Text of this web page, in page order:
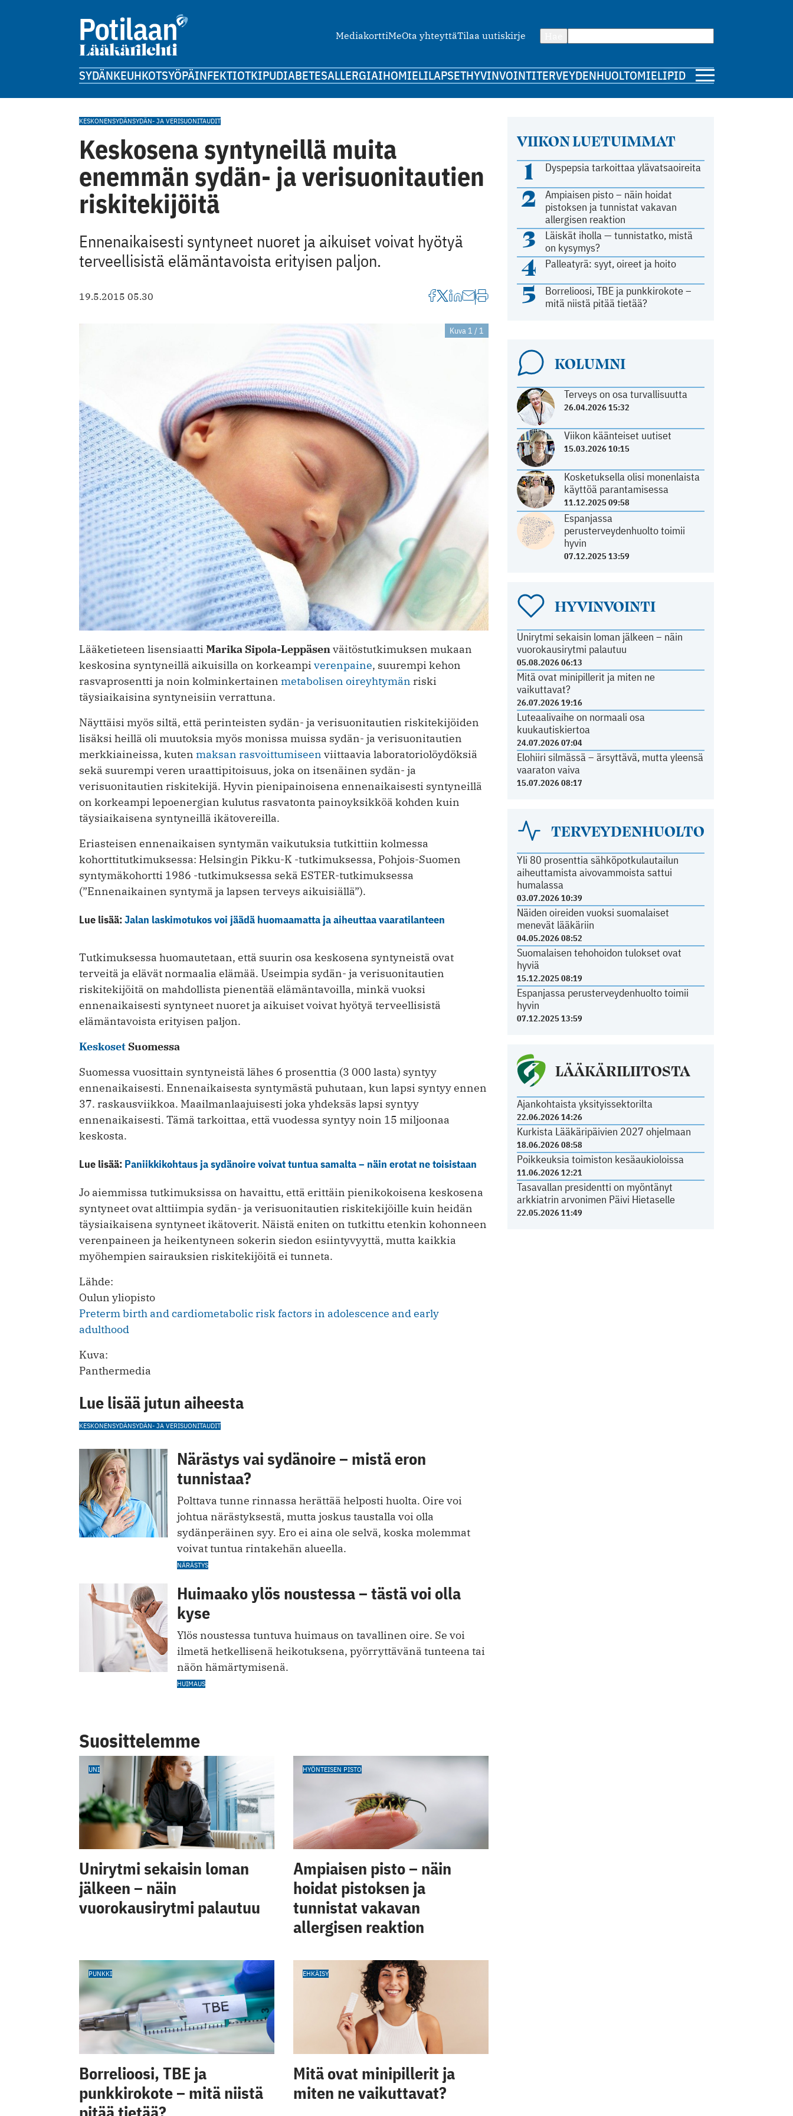
MediakorttiMeOta yhteyttäTilaa uutiskirje
SYDÄNKEUHKOTSYÖPÄINFEKTIOTKIPUDIABETESALLERGIAIHOMIELILAPSETHYVINVOINTITERVEYDENHUOLTOMIELIPIDE
VIIKON LUETUIMMAT
1 Dyspepsia tarkoittaa ylävatsaoireita
2
Ampiaisen pisto – näin hoidat
pistoksen ja tunnistat vakavan
allergisen reaktion
3
Läiskät iholla — tunnistatko, mistä
on kysymys?
4 Palleatyrä: syyt, oireet ja hoito
5
Borrelioosi, TBE ja punkkirokote –
mitä niistä pitää tietää?
KOLUMNI
Terveys on osa turvallisuutta
26.04.2026 15:32
Viikon käänteiset uutiset
15.03.2026 10:15
Kosketuksella olisi monenlaista
käyttöä parantamisessa
11.12.2025 09:58
Espanjassa
perusterveydenhuolto toimii
hyvin
07.12.2025 13:59
HYVINVOINTI
Unirytmi sekaisin loman jälkeen – näin
vuorokausirytmi palautuu
05.08.2026 06:13
Mitä ovat minipillerit ja miten ne
vaikuttavat?
26.07.2026 19:16
Luteaalivaihe on normaali osa
kuukautiskiertoa
24.07.2026 07:04
Elohiiri silmässä – ärsyttävä, mutta yleensä
vaaraton vaiva
15.07.2026 08:17
TERVEYDENHUOLTO
Yli 80 prosenttia sähköpotkulautailun
aiheuttamista aivovammoista sattui
humalassa
03.07.2026 10:39
Näiden oireiden vuoksi suomalaiset
menevät lääkäriin
04.05.2026 08:52
Suomalaisen tehohoidon tulokset ovat
hyviä
15.12.2025 08:19
Espanjassa perusterveydenhuolto toimii
hyvin
07.12.2025 13:59
LÄÄKÄRILIITOSTA
Ajankohtaista yksityissektorilta
22.06.2026 14:26
Kurkista Lääkäripäivien 2027 ohjelmaan
18.06.2026 08:58
Poikkeuksia toimiston kesäaukioloissa
11.06.2026 12:21
Tasavallan presidentti on myöntänyt
arkkiatrin arvonimen Päivi Hietaselle
22.05.2026 11:49
KESKONENSYDÄNSYDÄN- JA VERISUONITAUDIT
Keskosena syntyneillä muita
enemmän sydän- ja verisuonitautien
riskitekijöitä
Ennenaikaisesti syntyneet nuoret ja aikuiset voivat hyötyä
terveellisistä elämäntavoista erityisen paljon.
19.5.2015 05.30
Kuva 1 / 1
Lääketieteen lisensiaatti Marika Sipola-Leppäsenväitöstutkimuksen mukaan
keskosina syntyneillä aikuisilla on korkeampi verenpaine, suurempi kehon
rasvaprosentti ja noin kolminkertainen metabolisen oireyhtymän riski
täysiaikaisina syntyneisiin verrattuna.
Näyttäisi myös siltä, että perinteisten sydän- ja verisuonitautien riskitekijöiden
lisäksi heillä oli muutoksia myös monissa muissa sydän- ja verisuonitautien
merkkiaineissa, kuten maksan rasvoittumiseen viittaavia laboratoriolöydöksiä
sekä suurempi veren uraattipitoisuus, joka on itsenäinen sydän- ja
verisuonitautien riskitekijä. Hyvin pienipainoisena ennenaikaisesti syntyneillä
on korkeampi lepoenergian kulutus rasvatonta painoyksikköä kohden kuin
täysiaikaisena syntyneillä ikätovereilla.
Eriasteisen ennenaikaisen syntymän vaikutuksia tutkittiin kolmessa
kohorttitutkimuksessa: Helsingin Pikku-K -tutkimuksessa, Pohjois-Suomen
syntymäkohortti 1986 -tutkimuksessa sekä ESTER-tutkimuksessa
(”Ennenaikainen syntymä ja lapsen terveys aikuisiällä”).
Lue lisää:Jalan laskimotukos voi jäädä huomaamatta ja aiheuttaa vaaratilanteen
Tutkimuksessa huomautetaan, että suurin osa keskosena syntyneistä ovat
terveitä ja elävät normaalia elämää. Useimpia sydän- ja verisuonitautien
riskitekijöitä on mahdollista pienentää elämäntavoilla, minkä vuoksi
ennenaikaisesti syntyneet nuoret ja aikuiset voivat hyötyä terveellisistä
elämäntavoista erityisen paljon.
Keskoset Suomessa
Suomessa vuosittain syntyneistä lähes 6 prosenttia (3 000 lasta) syntyy
ennenaikaisesti. Ennenaikaisesta syntymästä puhutaan, kun lapsi syntyy ennen
37. raskausviikkoa. Maailmanlaajuisesti joka yhdeksäs lapsi syntyy
ennenaikaisesti. Tämä tarkoittaa, että vuodessa syntyy noin 15 miljoonaa
keskosta.
Lue lisää: Paniikkikohtaus ja sydänoire voivat tuntua samalta – näin erotat ne toisistaan
Jo aiemmissa tutkimuksissa on havaittu, että erittäin pienikokoisena keskosena
syntyneet ovat alttiimpia sydän- ja verisuonitautien riskitekijöille kuin heidän
täysiaikaisena syntyneet ikätoverit. Näistä eniten on tutkittu etenkin kohonneen
verenpaineen ja heikentyneen sokerin siedon esiintyvyyttä, mutta kaikkia
myöhempien sairauksien riskitekijöitä ei tunneta.
Lähde:
Oulun yliopisto
Preterm birth and cardiometabolic risk factors in adolescence and early
adulthood
Kuva:
Panthermedia
Lue lisää jutun aiheesta
KESKONENSYDÄNSYDÄN- JA VERISUONITAUDIT
Närästys vai sydänoire – mistä eron
tunnistaa?
Polttava tunne rinnassa herättää helposti huolta. Oire voi
johtua närästyksestä, mutta joskus taustalla voi olla
sydänperäinen syy. Ero ei aina ole selvä, koska molemmat
voivat tuntua rintakehän alueella.
NÄRÄSTYS
Huimaako ylös noustessa – tästä voi olla
kyse
Ylös noustessa tuntuva huimaus on tavallinen oire. Se voi
ilmetä hetkellisenä heikotuksena, pyörryttävänä tunteena tai
näön hämärtymisenä.
HUIMAUS
Suosittelemme
UNI
Unirytmi sekaisin loman
jälkeen – näin
vuorokausirytmi palautuu
HYÖNTEISEN PISTO
Ampiaisen pisto – näin
hoidat pistoksen ja
tunnistat vakavan
allergisen reaktion
PUNKKI
Borrelioosi, TBE ja
punkkirokote – mitä niistä
EHKÄISY
Mitä ovat minipillerit ja
miten ne vaikuttavat?